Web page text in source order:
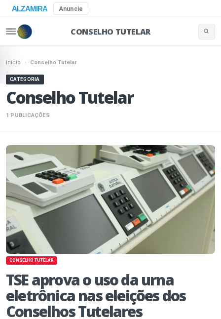
ALZAMIRA Anuncie
CONSELHO TUTELAR
Início › Conselho Tutelar
CATEGORIA
Conselho Tutelar
1 PUBLICAÇÕES
CONSELHO TUTELAR
TSE aprova o uso da urna
eletrônica nas eleições dos
Conselhos Tutelares